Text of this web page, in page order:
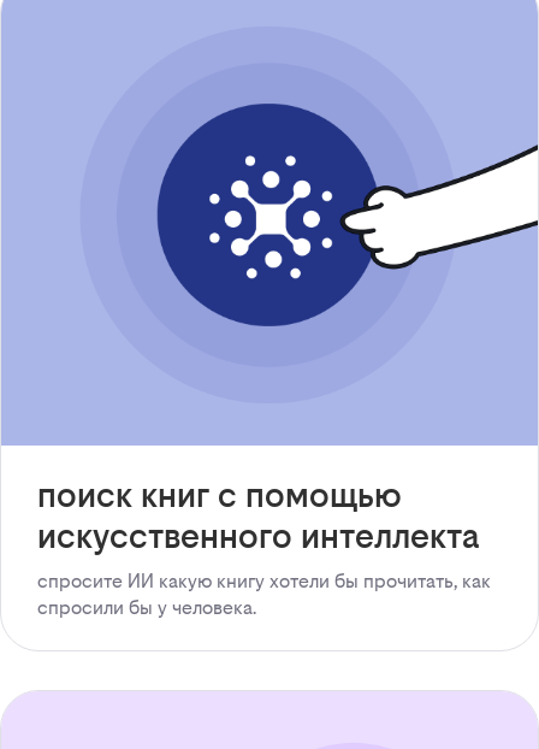
поиск книг с помощью
искусственного интеллекта
спросите ИИ какую книгу хотели бы прочитать, как
спросили бы у человека.